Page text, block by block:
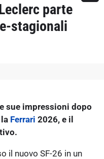
parte
stagionali
sue impressioni dopo
Ferrari 2026, e il
il nuovo SF-26 in un